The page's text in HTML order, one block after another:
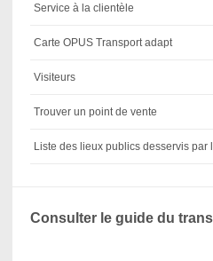
Service à la clientèle
Carte OPUS Transport adapt
Visiteurs
Trouver un point de vente
Liste des lieux publics desservis par
Consulter le guide du